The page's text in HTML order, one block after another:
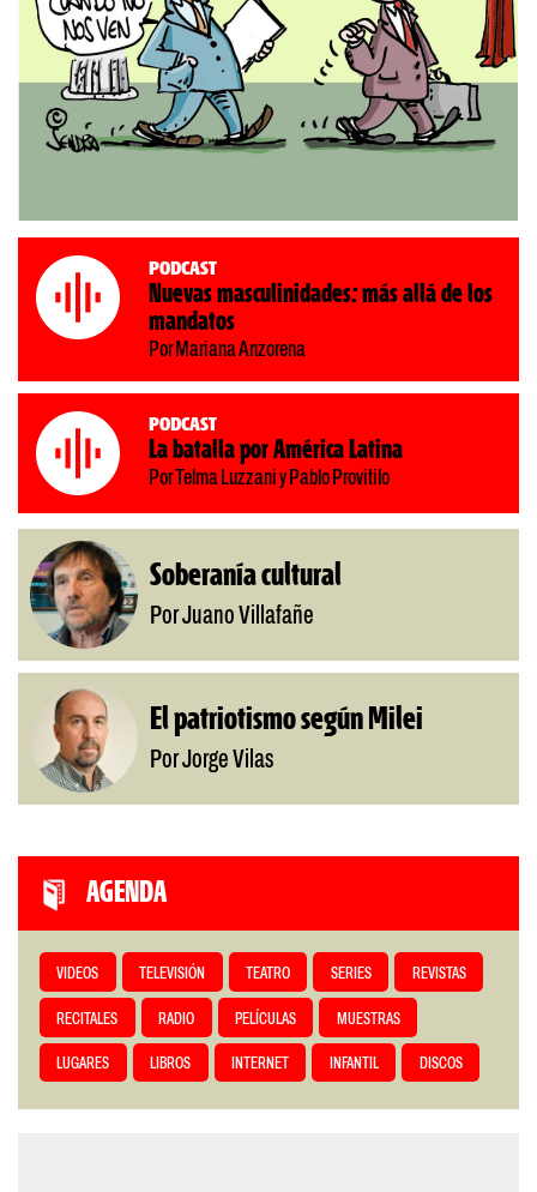
Podcast
Nuevas masculinidades: más allá de los
mandatos
Por Mariana Anzorena
Podcast
La batalla por América Latina
Por Telma Luzzani y Pablo Provitilo
Soberanía cultural
Por Juano Villafañe
El patriotismo según Milei
Por Jorge Vilas
AGENDA
VIDEOS TELEVISIÓN TEATRO SERIES REVISTAS
RECITALES RADIO PELÍCULAS MUESTRAS
LUGARES LIBROS INTERNET INFANTIL DISCOS